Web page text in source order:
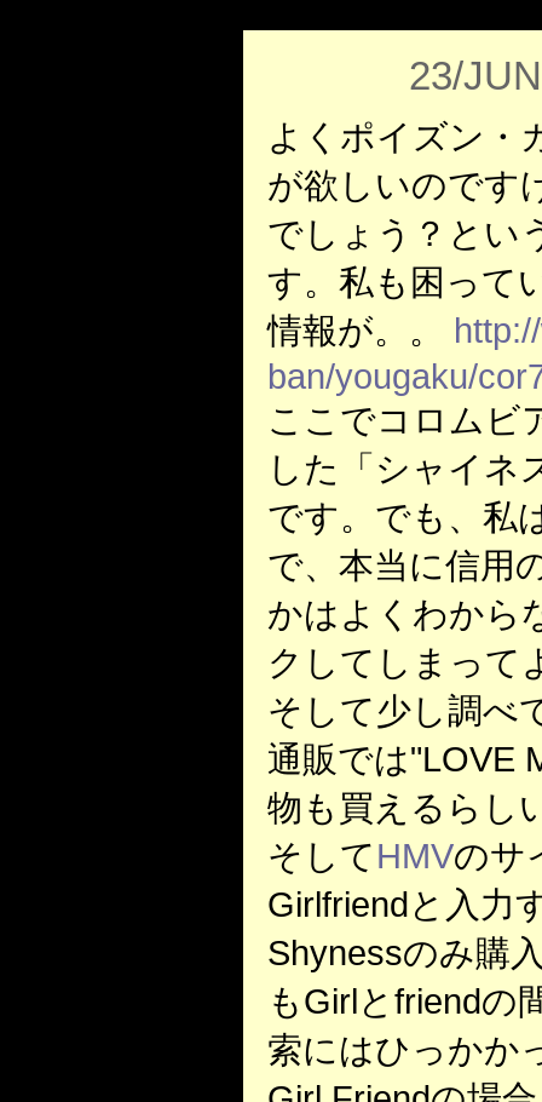
23/
よくポイズン・
が欲しいのです
でしょう？とい
す。私も困って
情報が。。
ban/yougaku/
ここでコロムビ
した「シャイネ
です。でも、私
で、本当に信用
かはよくわから
クしてしまって
そして少し調べ
通販では"LOVE
物も買えるらし
そしてHMVのサ
Girlfriendと入力
Shynessのみ購
もGirlとfriendの
索にはひっかか